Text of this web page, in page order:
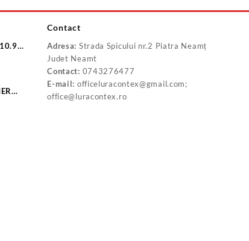
Contact
Adresa: Strada Spicului nr.2 Piatra Neamț
Judet Neamt
Contact: 0743276477
E-mail: officeluracontex@gmail.com;
office@luracontex.ro